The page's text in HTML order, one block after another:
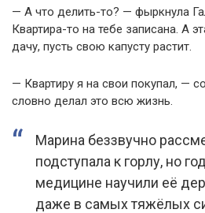
— А что делить-то? — фыркнула
Квартира-то на тебе записана. А
дачу, пусть свою капусту растит.
— Квартиру я на свои покупал, —
словно делал это всю жизнь.
Марина беззвучно
подступала к горлу, но
медицине научили её
даже в самых тяжёлых